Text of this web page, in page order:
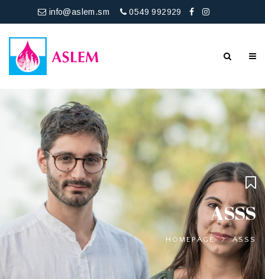
info@aslem.sm 0549 992929
ASSS
HOMEPAGE ASSS